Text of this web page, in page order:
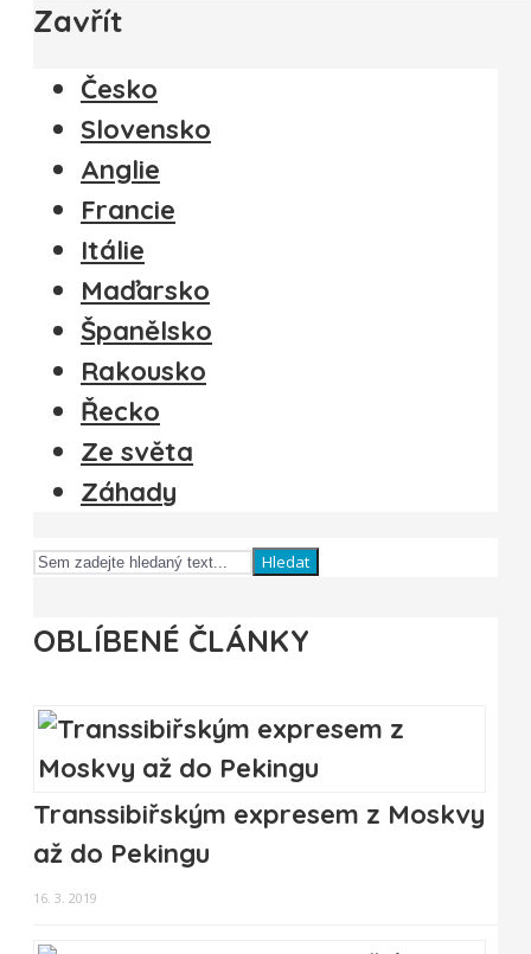
Zavřít
Česko
Slovensko
Anglie
Francie
Itálie
Maďarsko
Španělsko
Rakousko
Řecko
Ze světa
Záhady
Hledat
OBLÍBENÉ ČLÁNKY
Transsibiřským expresem z Moskvy
až do Pekingu
16. 3. 2019